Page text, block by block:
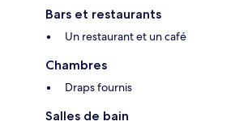
Bars et restaurants
Un restaurant et un café
Chambres
Draps fournis
Salles de bain